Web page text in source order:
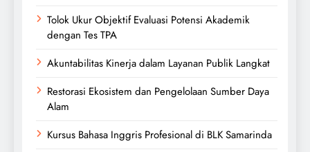
Tolok Ukur Objektif Evaluasi Potensi Akademik
dengan Tes TPA
Akuntabilitas Kinerja dalam Layanan Publik Langkat
Restorasi Ekosistem dan Pengelolaan Sumber Daya
Alam
Kursus Bahasa Inggris Profesional di BLK Samarinda